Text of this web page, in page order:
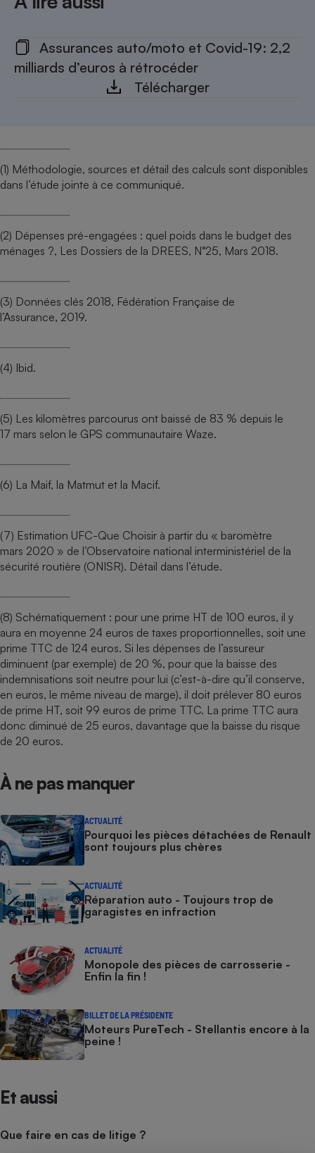
Assurances auto/moto et Covid-19: 2,2
milliards d’euros à rétrocéder
Télécharger
(1) Méthodologie, sources et détail des calculs sont disponibles
dans l’étude jointe à ce communiqué.
(2) Dépenses pré-engagées : quel poids dans le budget des
ménages ?, Les Dossiers de la DREES, N°25, Mars 2018.
(3) Données clés 2018, Fédération Française de
l’Assurance, 2019.
(4) Ibid.
(5) Les kilomètres parcourus ont baissé de 83 % depuis le
17 mars selon le GPS communautaire Waze.
(6) La Maif, la Matmut et la Macif.
(7) Estimation UFC-Que Choisir à partir du « baromètre
mars 2020 » de l’Observatoire national interministériel de la
sécurité routière (ONISR). Détail dans l’étude.
(8) Schématiquement : pour une prime HT de 100 euros, il y
aura en moyenne 24 euros de taxes proportionnelles, soit une
prime TTC de 124 euros. Si les dépenses de l’assureur
diminuent (par exemple) de 20 %, pour que la baisse des
indemnisations soit neutre pour lui (c’est-à-dire qu’il conserve,
en euros, le même niveau de marge), il doit prélever 80 euros
de prime HT, soit 99 euros de prime TTC. La prime TTC aura
donc diminué de 25 euros, davantage que la baisse du risque
de 20 euros.
À ne pas manquer
ACTUALITÉ
Pourquoi les pièces détachées de Renault
sont toujours plus chères
ACTUALITÉ
Réparation auto - Toujours trop de
garagistes en infraction
ACTUALITÉ
Monopole des pièces de carrosserie -
Enfin la fin !
BILLET DE LA PRÉSIDENTE
Moteurs PureTech - Stellantis encore à la
peine !
Et aussi
Que faire en cas de litige ?